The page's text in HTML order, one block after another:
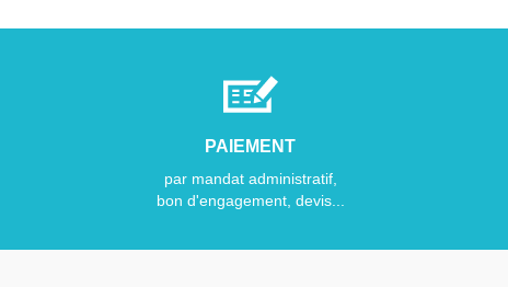
PAIEMENT
par mandat administratif,
bon d'engagement, devis...